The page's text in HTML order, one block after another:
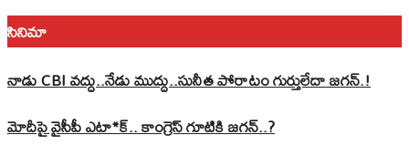
సినిమా
నాడు CBI వద్దు..నేడు ముద్దు..సునీత పోరాటం గుర్తులేదా జగన్.!
మోదీపై వైసీపీ ఎటా*క్.. కాంగ్రెస్ గూటికి జగన్..?